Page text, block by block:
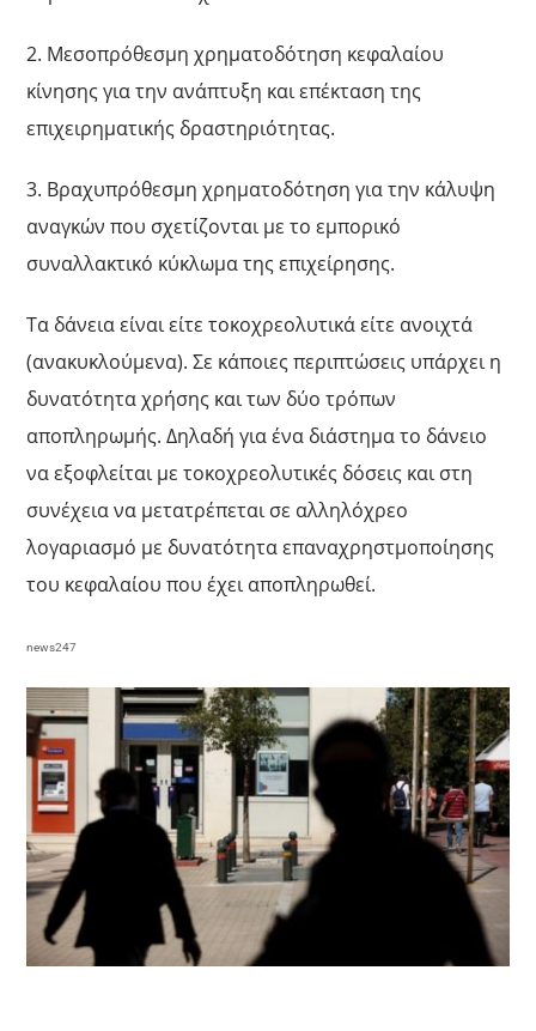
2. Μεσοπρόθεσμη χρηματοδότηση κεφαλαίου
κίνησης για την ανάπτυξη και επέκταση της
επιχειρηματικής δραστηριότητας.
3. Βραχυπρόθεσμη χρηματοδότηση για την κάλυψη
αναγκών που σχετίζονται με το εμπορικό
συναλλακτικό κύκλωμα της επιχείρησης.
Τα δάνεια είναι είτε τοκοχρεολυτικά είτε ανοιχτά
(ανακυκλούμενα). Σε κάποιες περιπτώσεις υπάρχει η
δυνατότητα χρήσης και των δύο τρόπων
αποπληρωμής. Δηλαδή για ένα διάστημα το δάνειο
να εξοφλείται με τοκοχρεολυτικές δόσεις και στη
συνέχεια να μετατρέπεται σε αλληλόχρεο
λογαριασμό με δυνατότητα επαναχρηστμοποίησης
του κεφαλαίου που έχει αποπληρωθεί.
news247